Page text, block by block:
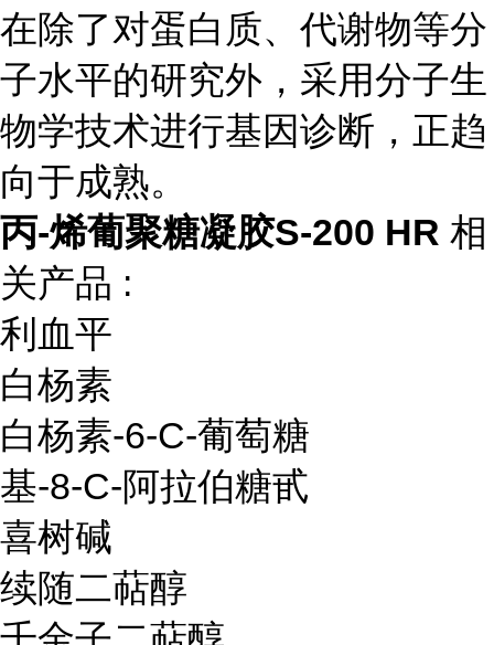
在除了对蛋白质、代谢物等分
子水平的研究外，采用分子生
物学技术进行基因诊断，正趋
向于成熟。
丙-烯葡聚糖凝胶S-200 HR 相
关产品 :
利血平
白杨素
白杨素-6-C-葡萄糖
基-8-C-阿拉伯糖甙
喜树碱
续随二萜醇